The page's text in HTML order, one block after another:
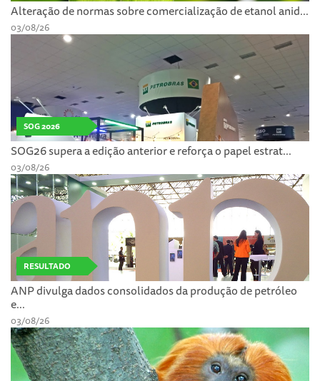
Alteração de normas sobre comercialização de etanol anid...
03/08/26
SOG 2026
SOG26 supera a edição anterior e reforça o papel estrat...
03/08/26
RESULTADO
ANP divulga dados consolidados da produção de petróleo
e...
03/08/26